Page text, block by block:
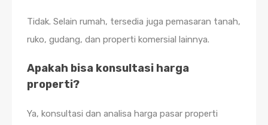
Tidak. Selain rumah, tersedia juga pemasaran tanah,
ruko, gudang, dan properti komersial lainnya.
Apakah bisa konsultasi harga
properti?
Ya, konsultasi dan analisa harga pasar properti